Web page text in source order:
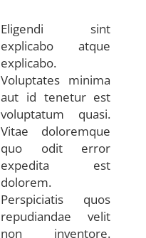
Eligendi sint
explicabo atque
explicabo.
Voluptates minima
aut id tenetur est
voluptatum quasi.
Vitae doloremque
quo odit error
expedita est
dolorem.
Perspiciatis quos
repudiandae velit
non inventore.